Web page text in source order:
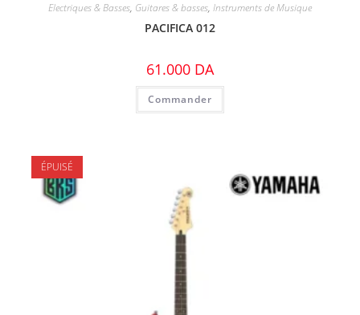
Electriques & Basses, Guitares & basses, Instruments de Musique
PACIFICA 012
61.000 DA
Commander
ÉPUISÉ